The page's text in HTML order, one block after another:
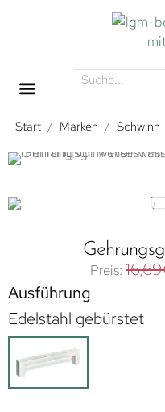
Start / Marken / Schwinn
16,69
Ausführung
Edelstahl gebürstet